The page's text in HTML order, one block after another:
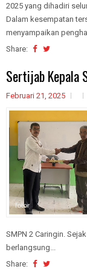
2025 yang dihadiri
Dalam kesempatan
menyampaikan
Share:
Sertijab Kepala
Februari 21, 2025
SMPN 2 Caringin.
berlangsung...
Share: